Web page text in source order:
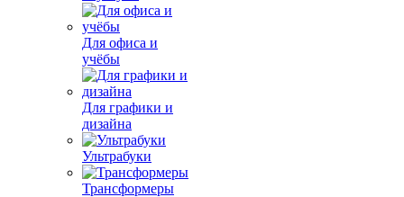
Для офиса и
учёбы
Для графики и
дизайна
Ультрабуки
Трансформеры